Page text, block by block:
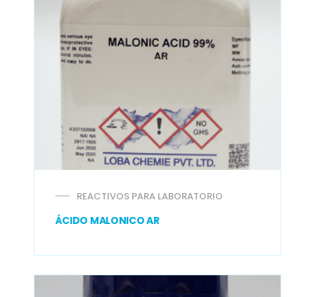
REACTIVOS PARA LABORATORIO
ÁCIDO MALONICO AR